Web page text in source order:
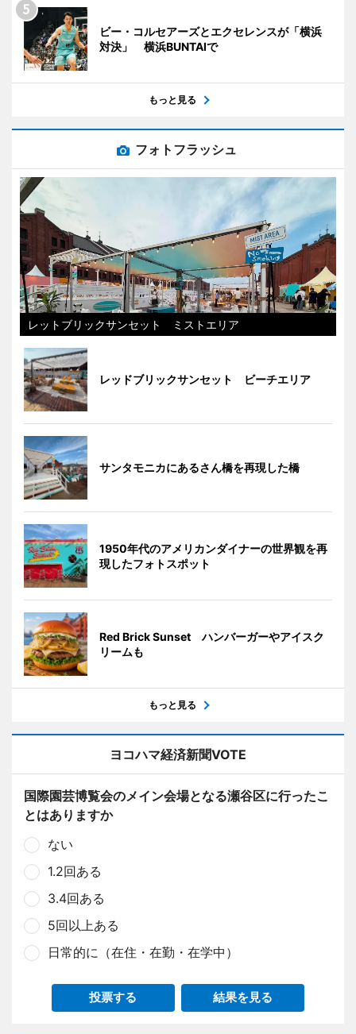
ビー・コルセアーズとエクセレンスが「横浜
対決」 横浜BUNTAIで
もっと見る
フォトフラッシュ
レットブリックサンセット ミストエリア
レッドブリックサンセット ビーチエリア
サンタモニカにあるさん橋を再現した橋
1950年代のアメリカンダイナーの世界観を再
現したフォトスポット
Red Brick Sunset ハンバーガーやアイスク
リームも
もっと見る
ヨコハマ経済新聞VOTE
国際園芸博覧会のメイン会場となる瀬谷区に行ったこ
とはありますか
ない
1.2回ある
3.4回ある
5回以上ある
日常的に（在住・在勤・在学中）
投票する 結果を見る